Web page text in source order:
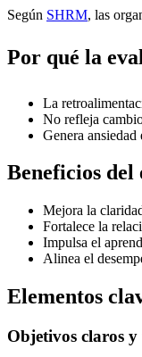
Según SHRM, las
Por qué la
La
No refleja
Genera
Beneficios del
Mejora la
Fortalece la
Impulsa el
Alinea el
Elementos
Objetivos claros y